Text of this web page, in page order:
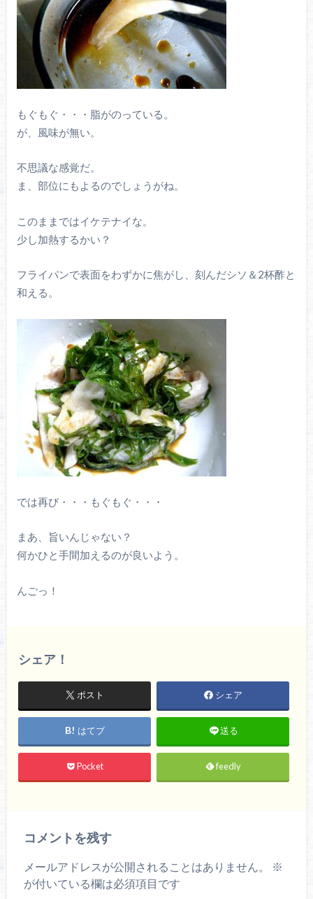
もぐもぐ・・・脂がのっている。
が、風味が無い。
不思議な感覚だ。
ま、部位にもよるのでしょうがね。
このままではイケテナイな。
少し加熱するかい？
フライパンで表面をわずかに焦がし、刻んだシソ＆2杯酢と
和える。
では再び・・・もぐもぐ・・・
まあ、旨いんじゃない？
何かひと手間加えるのが良いよう。
んごっ！
シェア！
ポスト シェア
はてブ 送る
Pocket feedly
コメントを残す
メールアドレスが公開されることはありません。
※
が付いている欄は必須項目です